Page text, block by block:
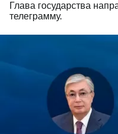
Глава государства
телеграмму.